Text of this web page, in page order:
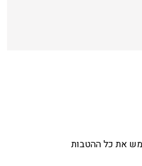
את כל ההטבות